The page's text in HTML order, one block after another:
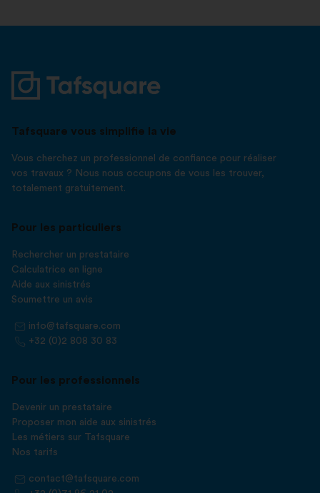
Tafsquare vous simplifie la vie
Vous cherchez un professionnel de confiance pour réaliser
vos travaux ? Nous nous occupons de vous les trouver,
totalement gratuitement.
Pour les particuliers
Rechercher un prestataire
Calculatrice en ligne
Aide aux sinistrés
Soumettre un avis
info@tafsquare.com
+32 (0)2 808 30 83
Pour les professionnels
Devenir un prestataire
Proposer mon aide aux sinistrés
Les métiers sur Tafsquare
Nos tarifs
contact@tafsquare.com